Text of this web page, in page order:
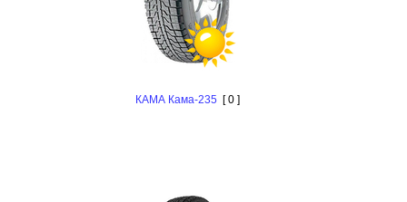
КАМА Кама-235 [ 0 ]